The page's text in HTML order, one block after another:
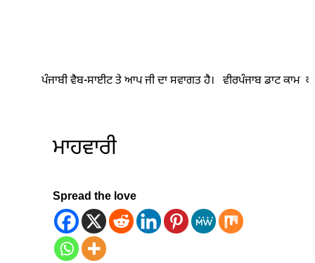
ਮਾਹਵਾਰੀ
Spread the love